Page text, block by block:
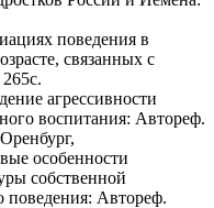
поведения в
связанных с
агрессивности
воспитания: Автореф.
особенности
собственной
поведения: Автореф.